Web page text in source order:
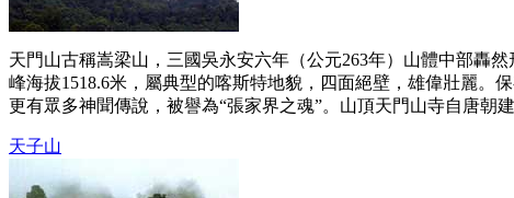
天門山古稱嵩梁山，三國吳永安六年（公元263年）山體中部
峰海拔1518.6米，屬典型的喀斯特地貌，四面絕壁，雄偉壯麗。
更有眾多神聞傳說，被譽為“張家界之魂”。山頂天門山寺自唐
天子山